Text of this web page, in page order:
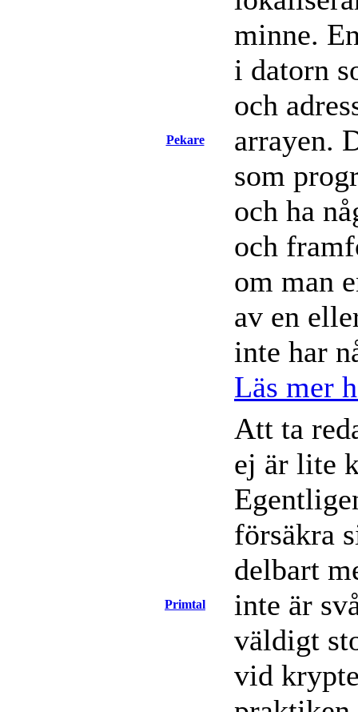
Pekare
minne.
i datorn
och
arrayen.
som
och ha
och
om man
av en
inte har
Läs mer
Primtal
Att ta
ej är lite
försäkra
delbart
inte är
väldigt
vid